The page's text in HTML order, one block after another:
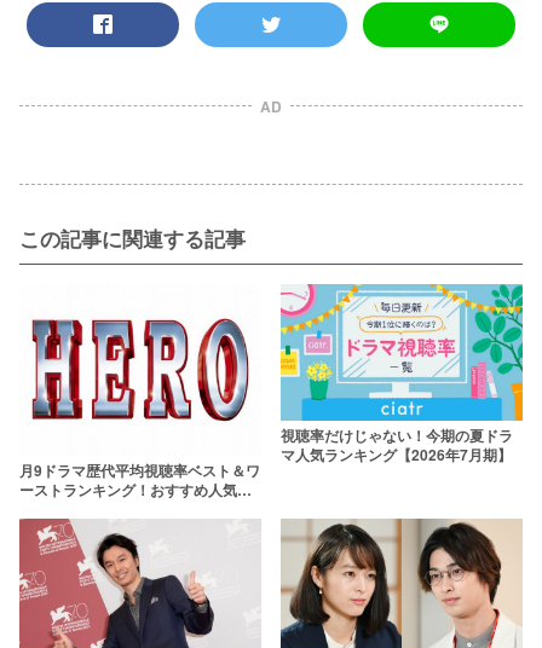
AD
この記事に関連する記事
月9ドラマ歴代平均視聴率ベスト＆ワ
ーストランキング！おすすめ人気名
視聴率だけじゃない！今期の夏ドラ
マ人気ランキング【2026年7月期】